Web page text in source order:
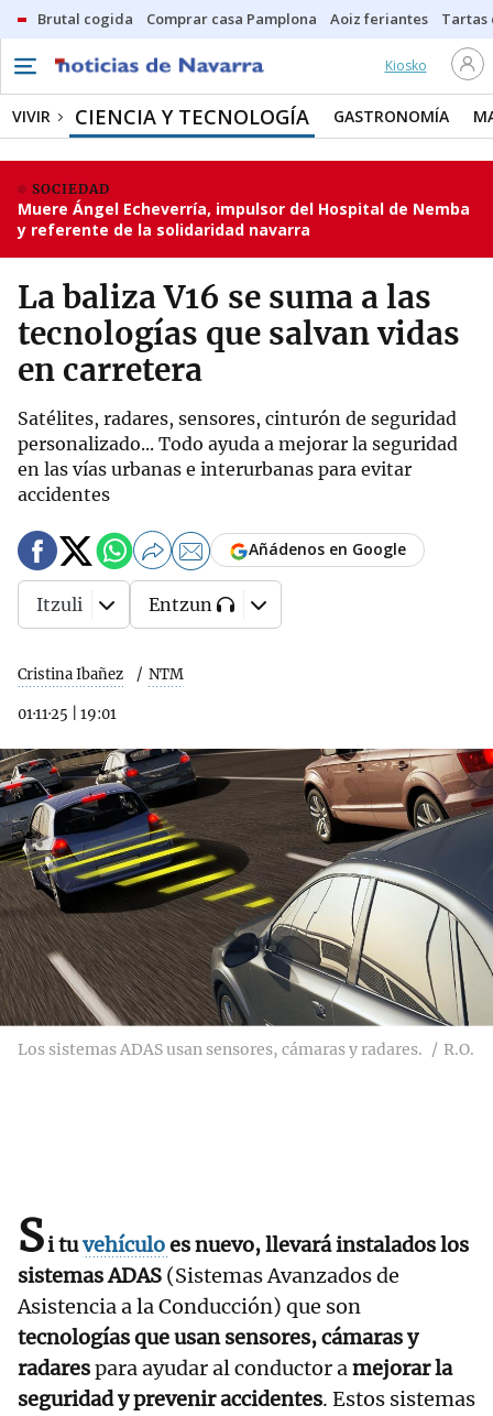
Brutal cogida Comprar casa Pamplona Aoiz feriantes Tartas
Kiosko
VIVIR CIENCIA Y TECNOLOGÍA GASTRONOMÍA
SOCIEDAD
Muere Ángel Echeverría, impulsor del Hospital de Nemba
y referente de la solidaridad navarra
La baliza V16 se suma a las
tecnologías que salvan vidas
en carretera
Satélites, radares, sensores, cinturón de seguridad
personalizado... Todo ayuda a mejorar la seguridad
en las vías urbanas e interurbanas para evitar
accidentes
Cristina Ibañez NTM
01·11·25 19:01
Añádenos en Google
Itzuli Entzun
Los sistemas ADAS usan sensores, cámaras y radares. R.O.
Si tuvehículoes nuevo, llevará instalados los
sistemas ADAS (Sistemas Avanzados de
Asistencia a la Conducción) que son
tecnologías que usan sensores, cámaras y
radarespara ayudar al conductor amejorar la
seguridad y prevenir accidentes. Estos sistemas